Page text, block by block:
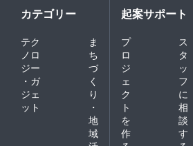
カテゴリー
テク
ノロ
ジー
・ガ
ジェ
ット
ま
ち
づ
く
り
・
地
域
起案サポート
プ
ロ
ジ
ェ
ク
ト
を
作
ス
タ
ッ
フ
に
相
談
す